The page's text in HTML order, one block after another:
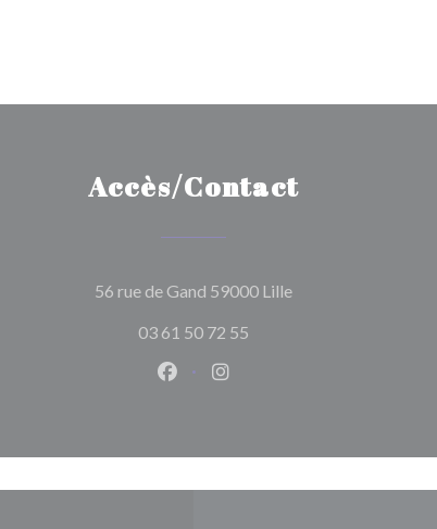
Accès/Contact
56 rue de Gand 59000 Lille((ouvre une
03 61 50 72 55
Facebook ((ouvre une nouvelle
Instagram ((ouvre une